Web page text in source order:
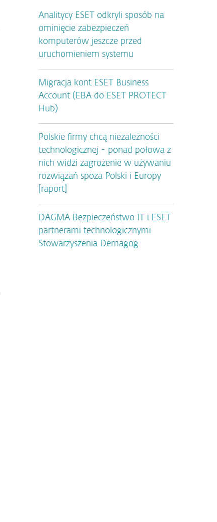
Analitycy ESET odkryli sposób na
ominięcie zabezpieczeń
komputerów jeszcze przed
uruchomieniem systemu
Migracja kont ESET Business
Account (EBA do ESET PROTECT
Hub)
Polskie firmy chcą niezależności
technologicznej - ponad połowa z
nich widzi zagrożenie w używaniu
rozwiązań spoza Polski i Europy
[raport]
DAGMA Bezpieczeństwo IT i ESET
partnerami technologicznymi
Stowarzyszenia Demagog